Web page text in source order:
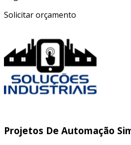
Solicitar orçamento
Projetos De Automação